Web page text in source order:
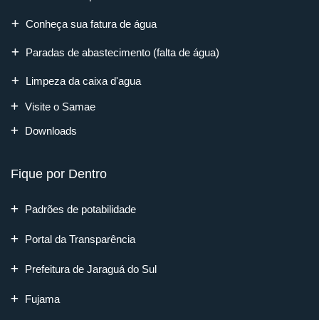
Conheça sua fatura de água
Paradas de abastecimento (falta de água)
Limpeza da caixa d'agua
Visite o Samae
Downloads
Fique por Dentro
Padrões de potabilidade
Portal da Transparência
Prefeitura de Jaraguá do Sul
Fujama